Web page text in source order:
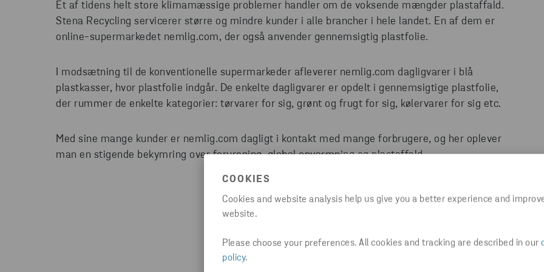
COOKIES
Cookies and website analysis help us give you a better experience and
website.
Please choose your preferences. All cookies and tracking are described in our
policy.
Et af tidens helt store klimamæssige problemer handler om de voksende mængder plastaffald.
Stena Recycling servicerer større og mindre kunder i alle brancher i hele landet. En af dem er
online-supermarkedet nemlig.com, der også anvender gennemsigtig plastfolie.
I modsætning til de konventionelle supermarkeder afleverer nemlig.com dagligvarer i blå
plastkasser, hvor plastfolie indgår. De enkelte dagligvarer er opdelt i gennemsigtige plastfolie,
der rummer de enkelte kategorier: tørvarer for sig, grønt og frugt for sig, kølervarer for sig etc.
Med sine mange kunder er nemlig.com dagligt i kontakt med mange forbrugere, og her oplever
man en stigende bekymring over forurening, global opvarmning og plastaffald.